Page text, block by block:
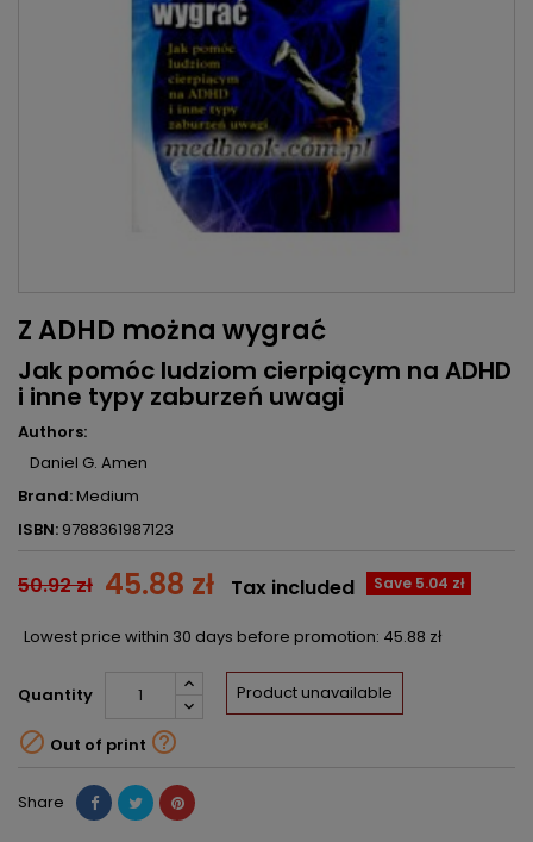
Z ADHD można wygrać
Jak pomóc ludziom cierpiącym na ADHD
i inne typy zaburzeń uwagi
Authors:
Daniel G. Amen
Brand:Medium
ISBN: 9788361987123
50.92 zł 45.88 zł Save 5.04 zł
Tax included
Lowest price within 30 days before promotion: 45.88 zł
Quantity Product unavailable
 Out of print 
Share